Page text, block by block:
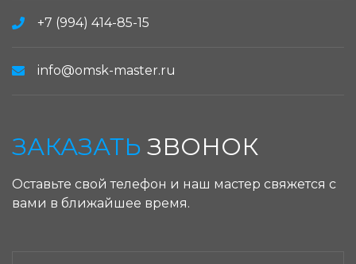
+7 (994) 414-85-15
info@omsk-master.ru
ЗАКАЗАТЬ ЗВОНОК
Оставьте свой телефон и наш мастер свяжется с
вами в ближайшее время.